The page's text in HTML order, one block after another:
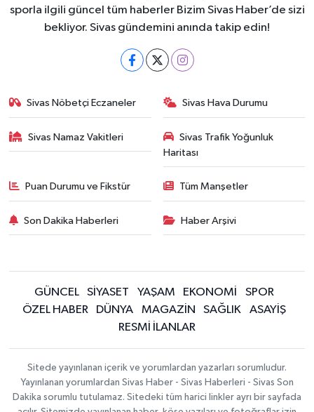
sporla ilgili güncel tüm haberler Bizim Sivas Haber’de sizi
bekliyor. Sivas gündemini anında takip edin!
Sivas Nöbetçi Eczaneler Sivas Hava Durumu
Sivas Namaz Vakitleri
Sivas Trafik Yoğunluk
Haritası
Puan Durumu ve Fikstür Tüm Manşetler
Son Dakika Haberleri Haber Arşivi
GÜNCEL SİYASET YAŞAM EKONOMİ
SPOR
ÖZEL HABER
DÜNYA MAGAZİN SAĞLIK
ASAYİŞ
RESMİ İLANLAR
Sitede yayınlanan içerik ve yorumlardan yazarları sorumludur.
Yayınlanan yorumlardan Sivas Haber - Sivas Haberleri - Sivas Son
Dakika sorumlu tutulamaz. Sitedeki tüm harici linkler ayrı bir sayfada